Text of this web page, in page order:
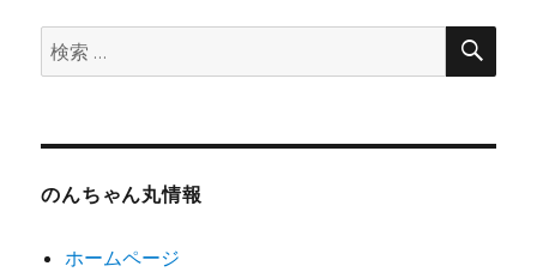
検
索:
検
のんちゃん丸情報
ホームページ